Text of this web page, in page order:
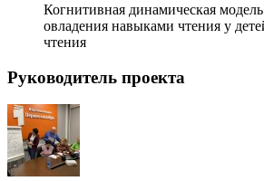
Когнитивная динамическая
овладения навыками чтения у
чтения
Руководитель проекта